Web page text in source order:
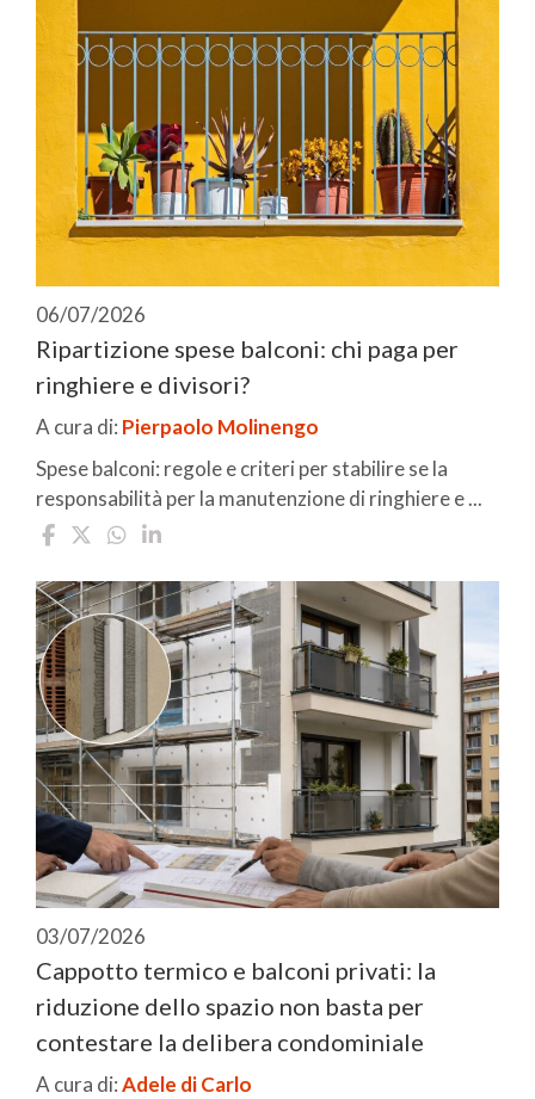
06/07/2026
Ripartizione spese balconi: chi paga per
ringhiere e divisori?
A cura di: Pierpaolo Molinengo
Spese balconi: regole e criteri per stabilire se la
responsabilità per la manutenzione di ringhiere e ...
03/07/2026
Cappotto termico e balconi privati: la
riduzione dello spazio non basta per
contestare la delibera condominiale
A cura di:Adele di Carlo